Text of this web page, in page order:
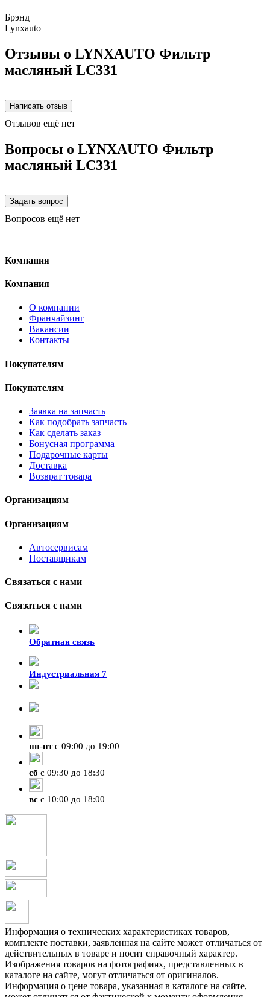
Брэнд
Lynxauto
Отзывы о LYNXAUTO Фильтр
масляный LC331
Отзывов ещё нет
Вопросы о LYNXAUTO Фильтр
масляный LC331
Вопросов ещё нет
Компания
Компания
О компании
Франчайзинг
Вакансии
Контакты
Покупателям
Покупателям
Заявка на запчасть
Как подобрать запчасть
Как сделать заказ
Бонусная программа
Подарочные карты
Доставка
Возврат товара
Организациям
Организациям
Автосервисам
Поставщикам
Связаться с нами
Связаться с нами
Обратная связь
Индустриальная 7
пн-птс 09:00 до 19:00
сб с 09:30 до 18:30
вс с 10:00 до 18:00
Информация о технических характеристиках товаров,
комплекте поставки, заявленная на сайте может отличаться от
действительных в товаре и носит справочный характер.
Изображения товаров на фотографиях, представленных в
каталоге на сайте, могут отличаться от оригиналов.
Информация о цене товара, указанная в каталоге на сайте,